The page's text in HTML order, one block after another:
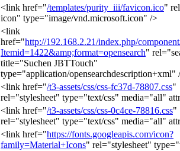
<link href="/templates/purity_iii/favicon.ico"
icon" type="image/vnd.microsoft.icon" />
<link
href="http://192.168.2.21/index.php/
Itemid=1422&amp;format=opensearch"
title="Suchen JBTTouch"
type="application/opensearchdescription+xml"
<link href="/t3-assets/css/css-fc37d-78807.css"
rel="stylesheet" type="text/css" media="all"
<link href="/t3-assets/css/css-0c4ce-78816.css"
rel="stylesheet" type="text/css" media="all"
<link href="https://fonts.googleapis.com/icon?
family=Material+Icons" rel="stylesheet"